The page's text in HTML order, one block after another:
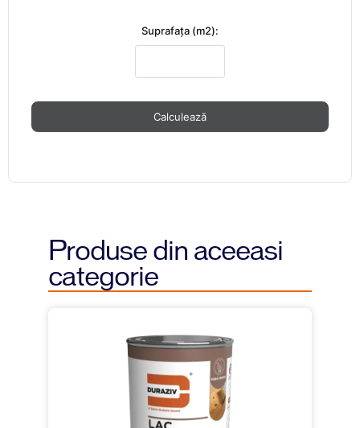
Suprafaţa (m2):
Calculează
Produse din aceeasi
categorie